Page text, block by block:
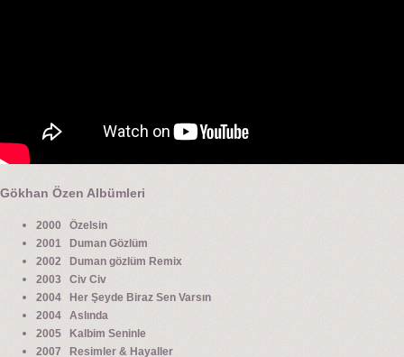
Gökhan Özen Albümleri
2000 Özelsin
2001 Duman Gözlüm
2002 Duman gözlüm Remix
2003 Civ Civ
2004 Her Şeyde Biraz Sen Varsın
2004 Aslında
2005 Kalbim Seninle
2007 Resimler & Hayaller